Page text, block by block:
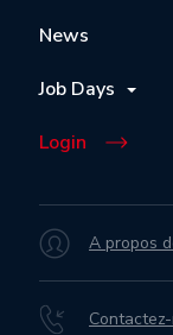
News
Job Days
Login
A propos